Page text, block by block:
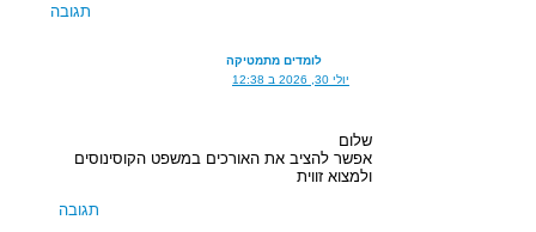
תגובה
לומדים מתמטיקה
יולי 30, 2026 ב 12:38
שלום
אפשר להציב את האורכים במשפט הקוסינוסים
ולמצוא זווית
תגובה